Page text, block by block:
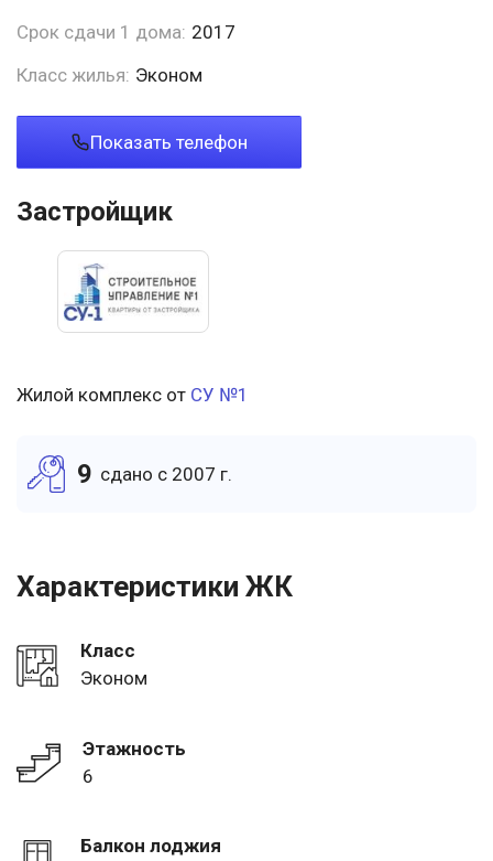
Срок сдачи 1 дома: 2017
Класс жилья: Эконом
Показать телефон
Застройщик
Жилой комплекс от СУ №1
9 cдано c 2007 г.
Характеристики ЖК
Класс
Эконом
Этажность
6
Балкон лоджия